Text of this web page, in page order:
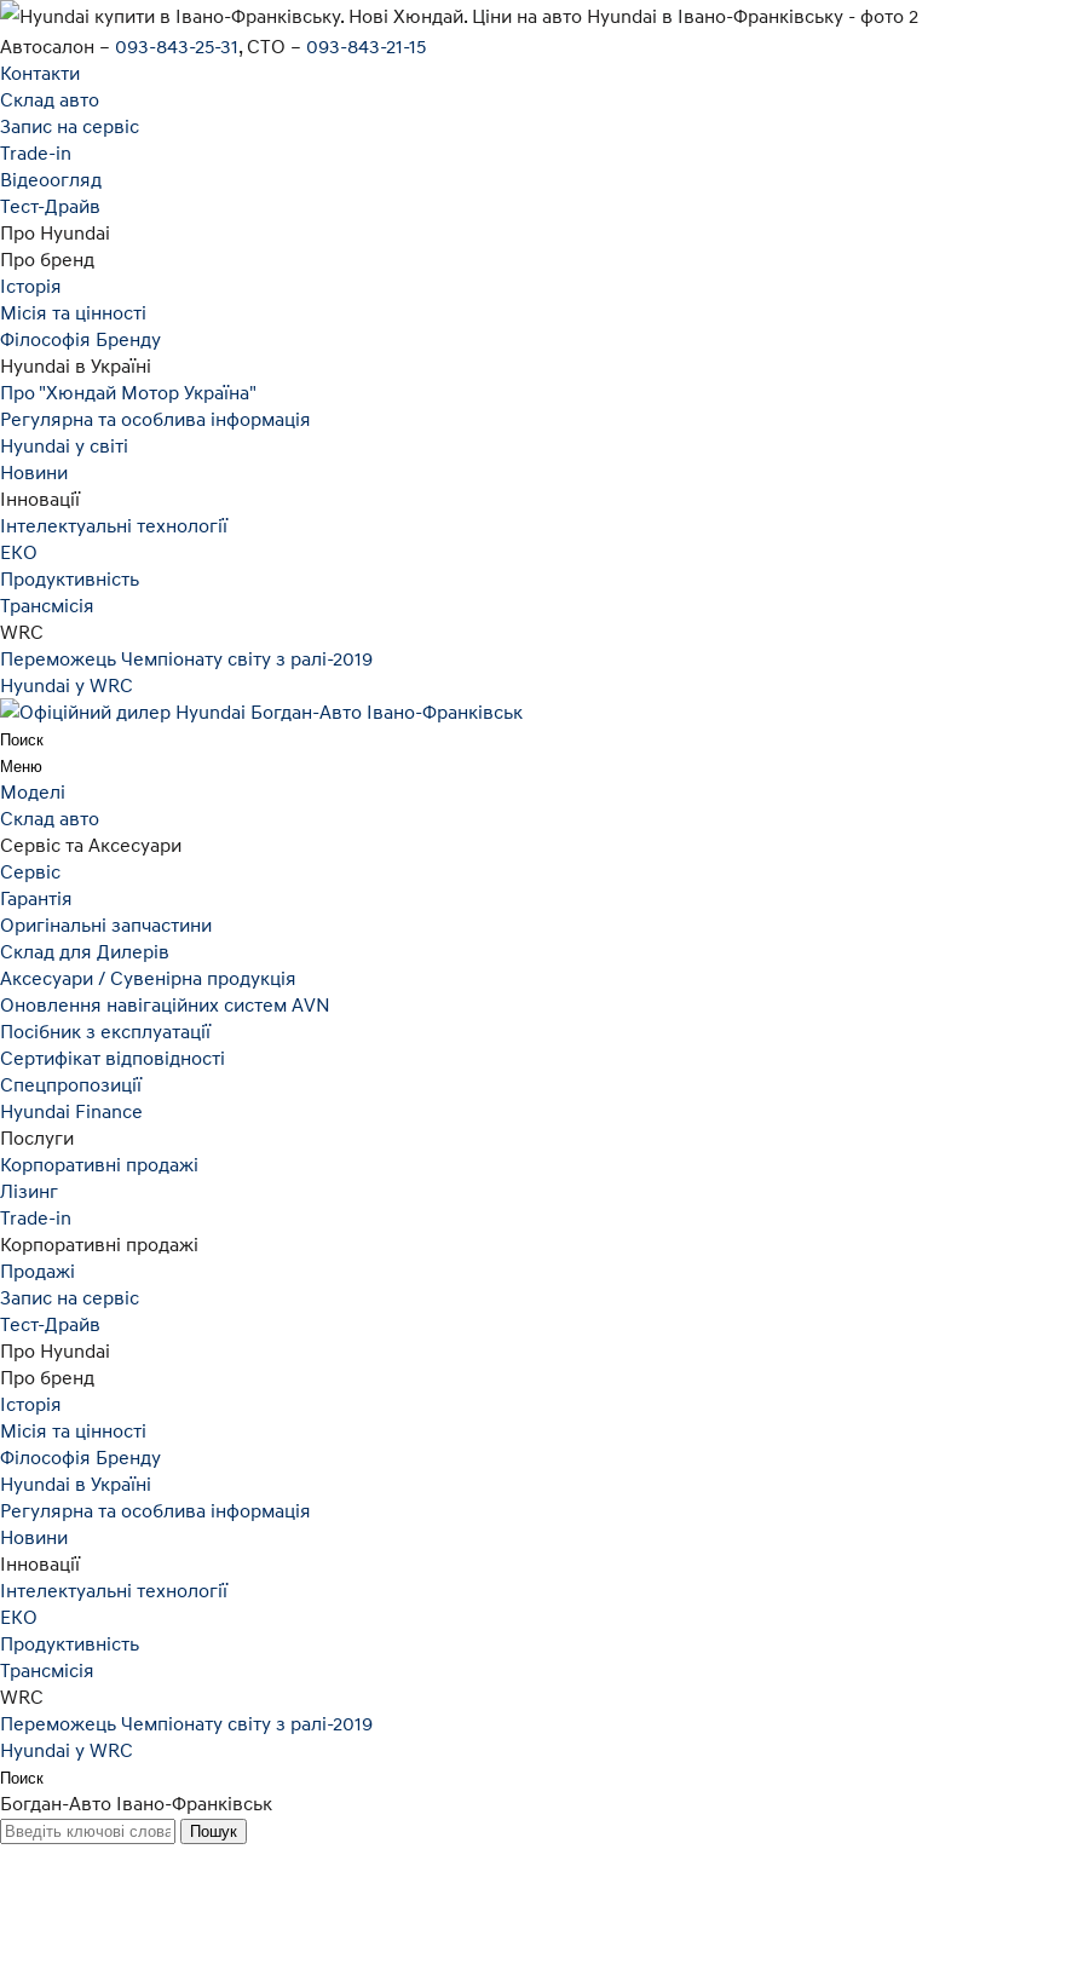
Автосалон – 093-843-25-31,СТО – 093-843-21-15
Контакти
Склад авто
Запис на сервіс
Trade-in
Відеоогляд
Тест-Драйв
Про Hyundai
Про бренд
Історія
Місія та цінності
Філософія Бренду
Hyundai в Україні
Про "Хюндай Мотор Україна"
Регулярна та особлива інформація
Hyundai у світі
Новини
Інновації
Інтелектуальні технології
ЕКО
Продуктивність
Трансмісія
WRC
Переможець Чемпіонату світу з ралі-2019
Hyundai у WRC
Поиск
Меню
Моделі
Склад авто
Сервіс та Аксесуари
Сервіс
Гарантія
Оригінальні запчастини
Склад для Дилерів
Аксесуари / Сувенірна продукція
Оновлення навігаційних систем AVN
Посібник з експлуатації
Сертифікат відповідності
Спецпропозиції
Hyundai Finance
Послуги
Корпоративні продажі
Лізинг
Trade-in
Корпоративні продажі
Продажі
Запис на сервіс
Тест-Драйв
Про Hyundai
Про бренд
Історія
Місія та цінності
Філософія Бренду
Hyundai в Україні
Регулярна та особлива інформація
Новини
Інновації
Інтелектуальні технології
ЕКО
Продуктивність
Трансмісія
WRC
Переможець Чемпіонату світу з ралі-2019
Hyundai у WRC
Поиск
Богдан-Авто Івано-Франківськ